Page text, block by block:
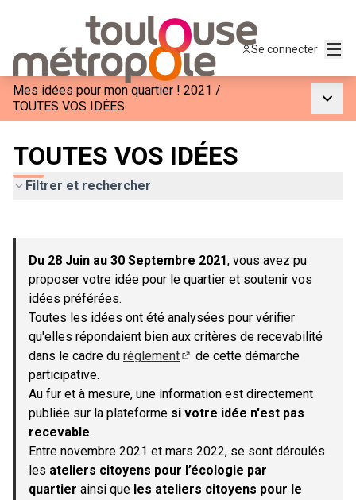
Se connecter
Mes idées pour mon quartier ! 2021 /
TOUTES VOS IDÉES
TOUTES VOS IDÉES
Filtrer et rechercher
−
Du 28 Juin au 30 Septembre 2021, vous avez pu
proposer votre idée pour le quartier et soutenir vos
idées préférées.
Toutes les idées ont été analysées pour vérifier
qu'elles répondaient bien aux critères de recevabilité
dans le cadre du règlement
de cette démarche
participative.
Au fur et à mesure, une information est directement
publiée sur la plateforme si votre idée n'est pas
recevable.
Entre novembre 2021 et mars 2022, se sont déroulés
les ateliers citoyens pour l’écologie par
quartier ainsi que les ateliers citoyens pour le